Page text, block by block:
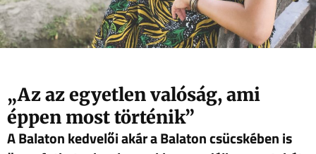
„Az az egyetlen valóság, ami
éppen most történik”
A Balaton kedvelői akár a Balaton csücskében is